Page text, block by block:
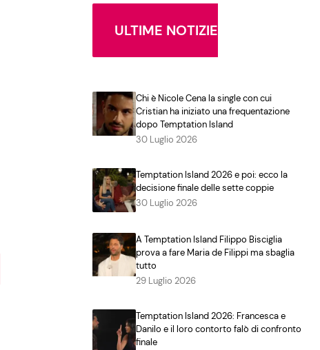
ULTIME NOTIZIE
Chi è Nicole Cena la single con cui
Cristian ha iniziato una frequentazione
dopo Temptation Island
30 Luglio 2026
Temptation Island 2026 e poi: ecco la
decisione finale delle sette coppie
30 Luglio 2026
A Temptation Island Filippo Bisciglia
prova a fare Maria de Filippi ma sbaglia
tutto
29 Luglio 2026
Temptation Island 2026: Francesca e
Danilo e il loro contorto falò di confronto
finale